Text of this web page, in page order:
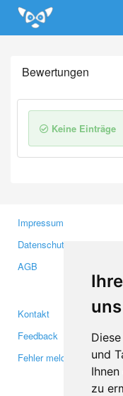
und
zu
Update cookies preferences
Bewertungen
Keine Einträge
Impressum
Datenschutzerklärung
AGB
Kontakt
Feedback
Fehler melden